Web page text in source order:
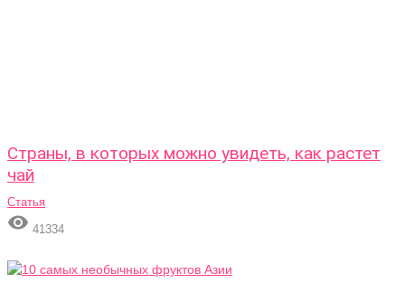
Страны, в которых можно увидеть, как растет
чай
Статья
 41334